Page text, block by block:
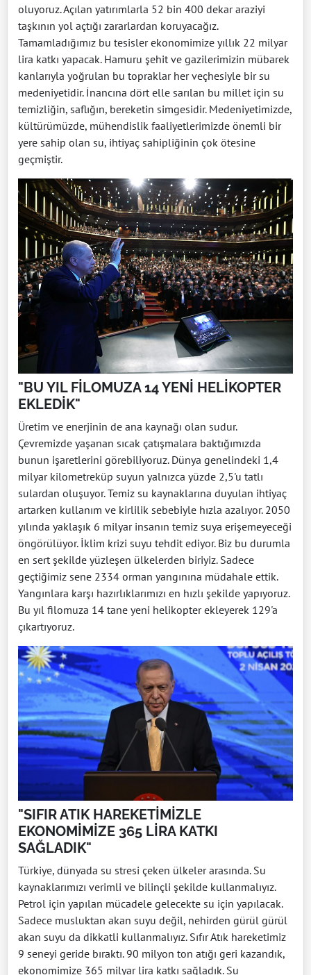
oluyoruz. Açılan yatırımlarla 52 bin 400 dekar araziyi
taşkının yol açtığı zararlardan koruyacağız.
Tamamladığımız bu tesisler ekonomimize yıllık 22 milyar
lira katkı yapacak. Hamuru şehit ve gazilerimizin mübarek
kanlarıyla yoğrulan bu topraklar her veçhesiyle bir su
medeniyetidir. İnancına dört elle sarılan bu millet için su
temizliğin, saflığın, bereketin simgesidir. Medeniyetimizde,
kültürümüzde, mühendislik faaliyetlerimizde önemli bir
yere sahip olan su, ihtiyaç sahipliğinin çok ötesine
geçmiştir.
"BU YIL FİLOMUZA 14 YENİ HELİKOPTER
EKLEDİK"
Üretim ve enerjinin de ana kaynağı olan sudur.
Çevremizde yaşanan sıcak çatışmalara baktığımızda
bunun işaretlerini görebiliyoruz. Dünya genelindeki 1,4
milyar kilometreküp suyun yalnızca yüzde 2,5'u tatlı
sulardan oluşuyor. Temiz su kaynaklarına duyulan ihtiyaç
artarken kullanım ve kirlilik sebebiyle hızla azalıyor. 2050
yılında yaklaşık 6 milyar insanın temiz suya erişemeyeceği
öngörülüyor. İklim krizi suyu tehdit ediyor. Biz bu durumla
en sert şekilde yüzleşen ülkelerden biriyiz. Sadece
geçtiğimiz sene 2334 orman yangınına müdahale ettik.
Yangınlara karşı hazırlıklarımızı en hızlı şekilde yapıyoruz.
Bu yıl filomuza 14 tane yeni helikopter ekleyerek 129'a
çıkartıyoruz.
"SIFIR ATIK HAREKETİMİZLE
EKONOMİMİZE 365 LİRA KATKI
SAĞLADIK"
Türkiye, dünyada su stresi çeken ülkeler arasında. Su
kaynaklarımızı verimli ve bilinçli şekilde kullanmalıyız.
Petrol için yapılan mücadele gelecekte su için yapılacak.
Sadece musluktan akan suyu değil, nehirden gürül gürül
akan suyu da dikkatli kullanmalıyız. Sıfır Atık hareketimiz
9 seneyi geride bıraktı. 90 milyon ton atığı geri kazandık,
ekonomimize 365 milyar lira katkı sağladık. Su